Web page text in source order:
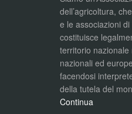
dell’agricoltura,
e le associazioni
costituisce
territorio
nazionali ed
facendosi
della tutela del
Continua